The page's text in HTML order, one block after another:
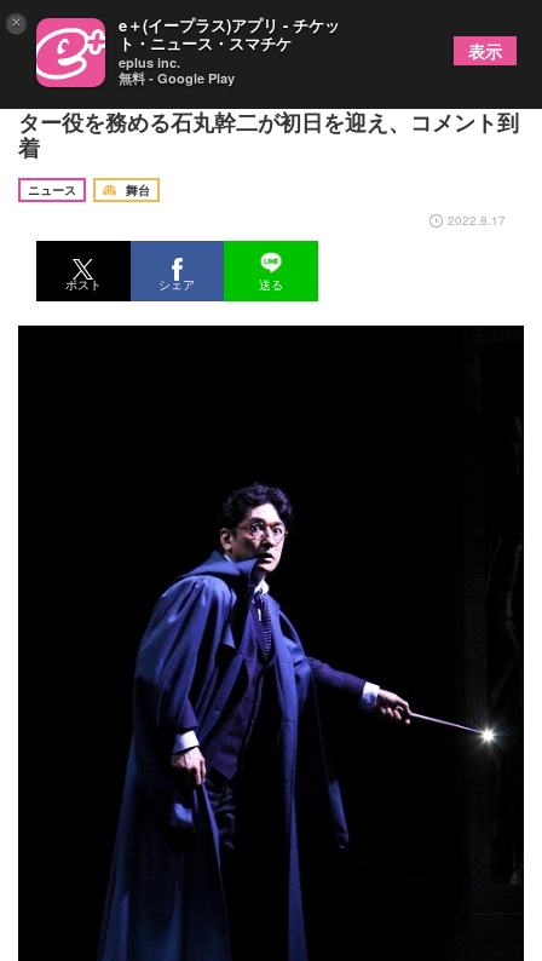
舞台『ハリー・ポッターと呪いの子』ハリー・ポッ
ター役を務める石丸幹二が初日を迎え、コメント到
着
ニュース
舞台
2022.8.17
ポスト シェア 送る
× e＋(イープラス)アプリ - チケッ
ト・ニュース・スマチケ
eplus inc.
無料 - Google Play
表示